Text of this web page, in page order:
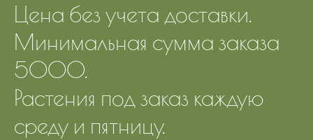
Цена без учета доставки.
Минимальная сумма заказа
5000.
Растения под заказ каждую
среду и пятницу.